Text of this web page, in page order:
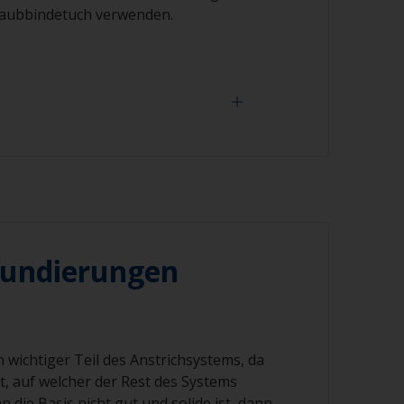
verwenden.
über die Dichtungsmassen um die
herum zu schleifen, da die
vor dem Schleifen mit einem Klebeband
wichtiger Teil des Anstrichsystems, da
auf welcher der Rest des Systems